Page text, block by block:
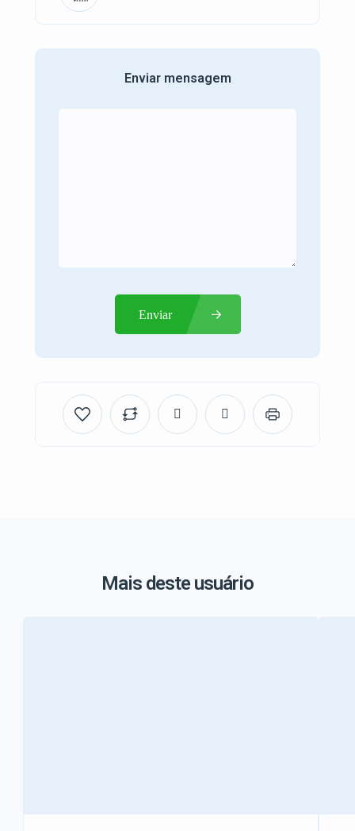
Enviar mensagem
Enviar
Mais deste usuário